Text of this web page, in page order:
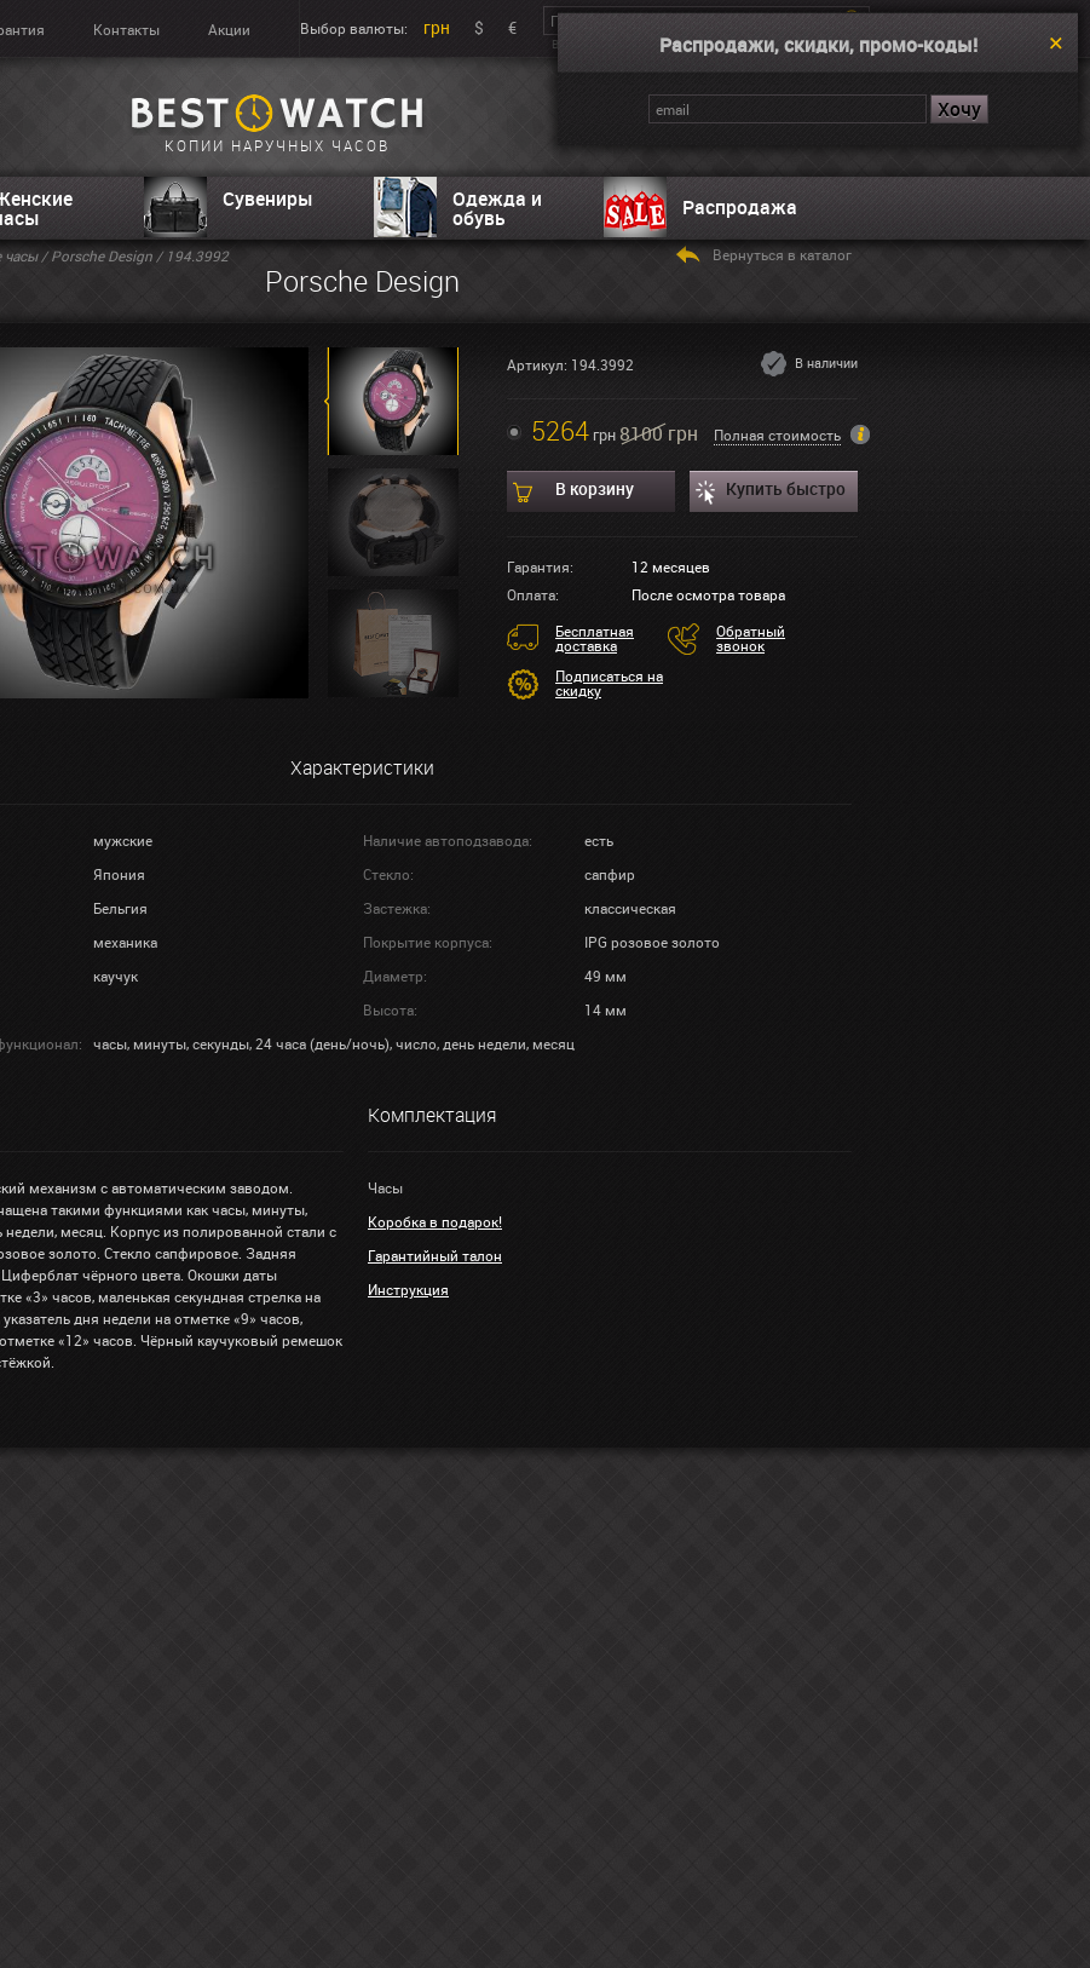
Контакты Акции Выбор валюты: грн $ €
Введите поисковой запрос, например “Dual Time”
КОПИИ НАРУЧНЫХ ЧАСОВ
Корзина
Нет товаров
Сувениры Одежда и
обувь Распродажа
часы/Porsche Design / 194.3992
Porsche Design
Вернуться в каталог
Артикул: 194.3992 В наличии
5264грн 8100 грн Полная стоимость
В корзину Купить быстро
Гарантия:
12 месяцев
Оплата:
После осмотра товара
Бесплатная
доставка
Обратный
звонок
Подписаться на
скидку
Характеристики
мужские Наличие автоподзавода:
есть
Япония Стекло:
сапфир
Бельгия Застежка:
классическая
механика Покрытие корпуса:
IPG розовое золото
каучук Диаметр:
49 мм
Высота:
14 мм
часы, минуты, секунды, 24 часа (день/ночь), число, день недели, месяц
механизм с автоматическим заводом.
такими функциями как часы, минуты,
недели, месяц. Корпус из полированной стали с
золото. Стекло сапфировое. Задняя
чёрного цвета. Окошки даты
«3» часов, маленькая секундная стрелка на
дня недели на отметке «9» часов,
«12» часов. Чёрный каучуковый ремешок
Комплектация
Часы
Коробка в подарок!
Гарантийный талон
Инструкция
Распродажи, скидки, промо-коды!